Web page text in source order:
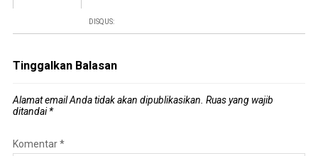
DISQUS:
Tinggalkan Balasan
Alamat email Anda tidak akan dipublikasikan. Ruas yang wajib
ditandai*
Komentar*